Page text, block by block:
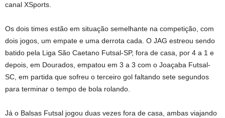
canal XSports.
Os dois times estão em situação semelhante na competição, com
dois jogos, um empate e uma derrota cada. O JAG estreou sendo
batido pela Liga São Caetano Futsal-SP, fora de casa, por 4 a 1 e
depois, em Dourados, empatou em 3 a 3 com o Joaçaba Futsal-
SC, em partida que sofreu o terceiro gol faltando sete segundos
para terminar o tempo de bola rolando.
Já o Balsas Futsal jogou duas vezes fora de casa, ambas viajando